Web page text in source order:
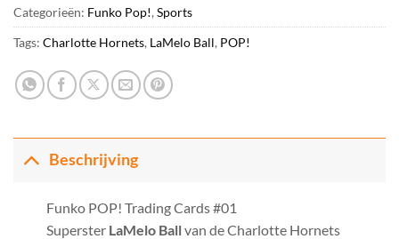
Categorieën: Funko Pop!, Sports
Tags: Charlotte Hornets, LaMelo Ball, POP!
Beschrijving
Funko POP! Trading Cards #01
Superster LaMelo Ballvan de Charlotte Hornets